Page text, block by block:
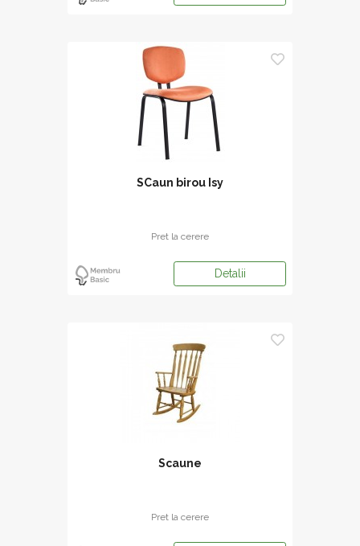
SCaun birou Isy
Pret la cerere
Detalii
Scaune
Pret la cerere